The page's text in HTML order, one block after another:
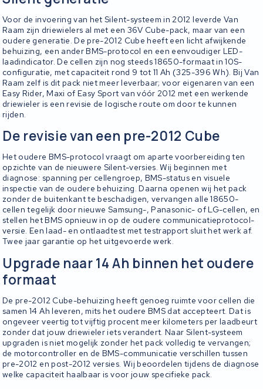
Voor de invoering van het Silent-systeem in 2012 leverde Van
Raam zijn driewielers al met een 36V Cube-pack, maar van een
oudere generatie. De pre-2012 Cube heeft een licht afwijkende
behuizing, een ander BMS-protocol en een eenvoudiger LED-
laadindicator. De cellen zijn nog steeds 18650-formaat in 10S-
configuratie, met capaciteit rond 9 tot 11 Ah (325-396 Wh). Bij Van
Raam zelf is dit pack niet meer leverbaar; voor eigenaren van een
Easy Rider, Maxi of Easy Sport van vóór 2012 met een werkende
driewieler is een revisie de logische route om door te kunnen
rijden.
De revisie van een pre-2012 Cube
Het oudere BMS-protocol vraagt om aparte voorbereiding ten
opzichte van de nieuwere Silent-versies. Wij beginnen met
diagnose: spanning per cellengroep, BMS-status en visuele
inspectie van de oudere behuizing. Daarna openen wij het pack
zonder de buitenkant te beschadigen, vervangen alle 18650-
cellen tegelijk door nieuwe Samsung-, Panasonic- of LG-cellen, en
stellen het BMS opnieuw in op de oudere communicatieprotocol-
versie. Een laad- en ontlaadtest met testrapport sluit het werk af.
Twee jaar garantie op het uitgevoerde werk.
Upgrade naar 14 Ah binnen het oudere
formaat
De pre-2012 Cube-behuizing heeft genoeg ruimte voor cellen die
samen 14 Ah leveren, mits het oudere BMS dat accepteert. Dat is
ongeveer veertig tot vijftig procent meer kilometers per laadbeurt
zonder dat jouw driewieler iets verandert. Naar Silent-systeem
upgraden is niet mogelijk zonder het pack volledig te vervangen;
de motorcontroller en de BMS-communicatie verschillen tussen
pre-2012 en post-2012 versies. Wij beoordelen tijdens de diagnose
welke capaciteit haalbaar is voor jouw specifieke pack.